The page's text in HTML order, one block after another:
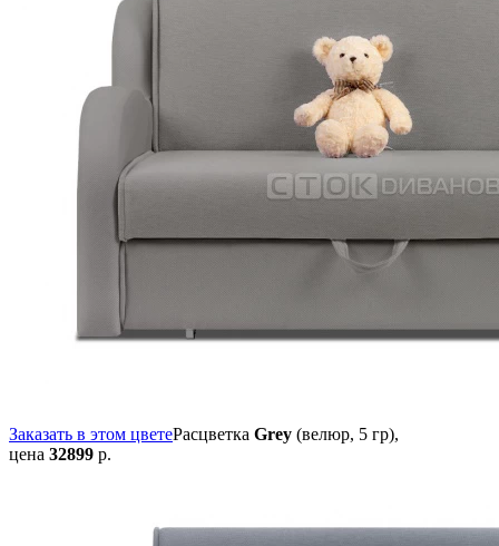
Заказать в этом цветеРасцветка Grey (велюр, 5 гр),
цена 32899 р.